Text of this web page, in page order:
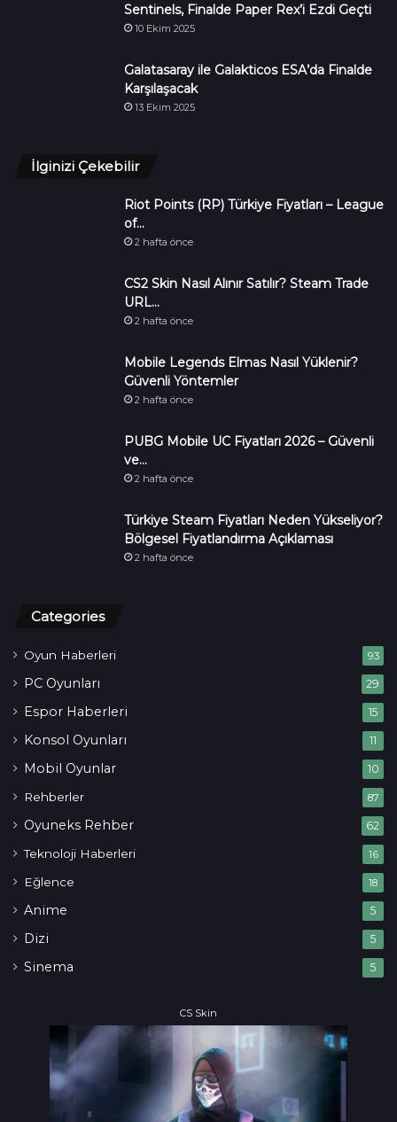
Sentinels, Finalde Paper Rex’i Ezdi Geçti
10 Ekim 2025
Galatasaray ile Galakticos ESA’da Finalde
Karşılaşacak
13 Ekim 2025
İlginizi Çekebilir
Riot Points (RP) Türkiye Fiyatları – League
of…
2 hafta önce
CS2 Skin Nasıl Alınır Satılır? Steam Trade
URL…
2 hafta önce
Mobile Legends Elmas Nasıl Yüklenir?
Güvenli Yöntemler
2 hafta önce
PUBG Mobile UC Fiyatları 2026 – Güvenli
ve…
2 hafta önce
Türkiye Steam Fiyatları Neden Yükseliyor?
Bölgesel Fiyatlandırma Açıklaması
2 hafta önce
Categories
Oyun Haberleri 93
PC Oyunları 29
Espor Haberleri 15
Konsol Oyunları 11
Mobil Oyunlar 10
Rehberler 87
Oyuneks Rehber 62
Teknoloji Haberleri 16
Eğlence 18
Anime 5
Dizi 5
Sinema 5
CS Skin